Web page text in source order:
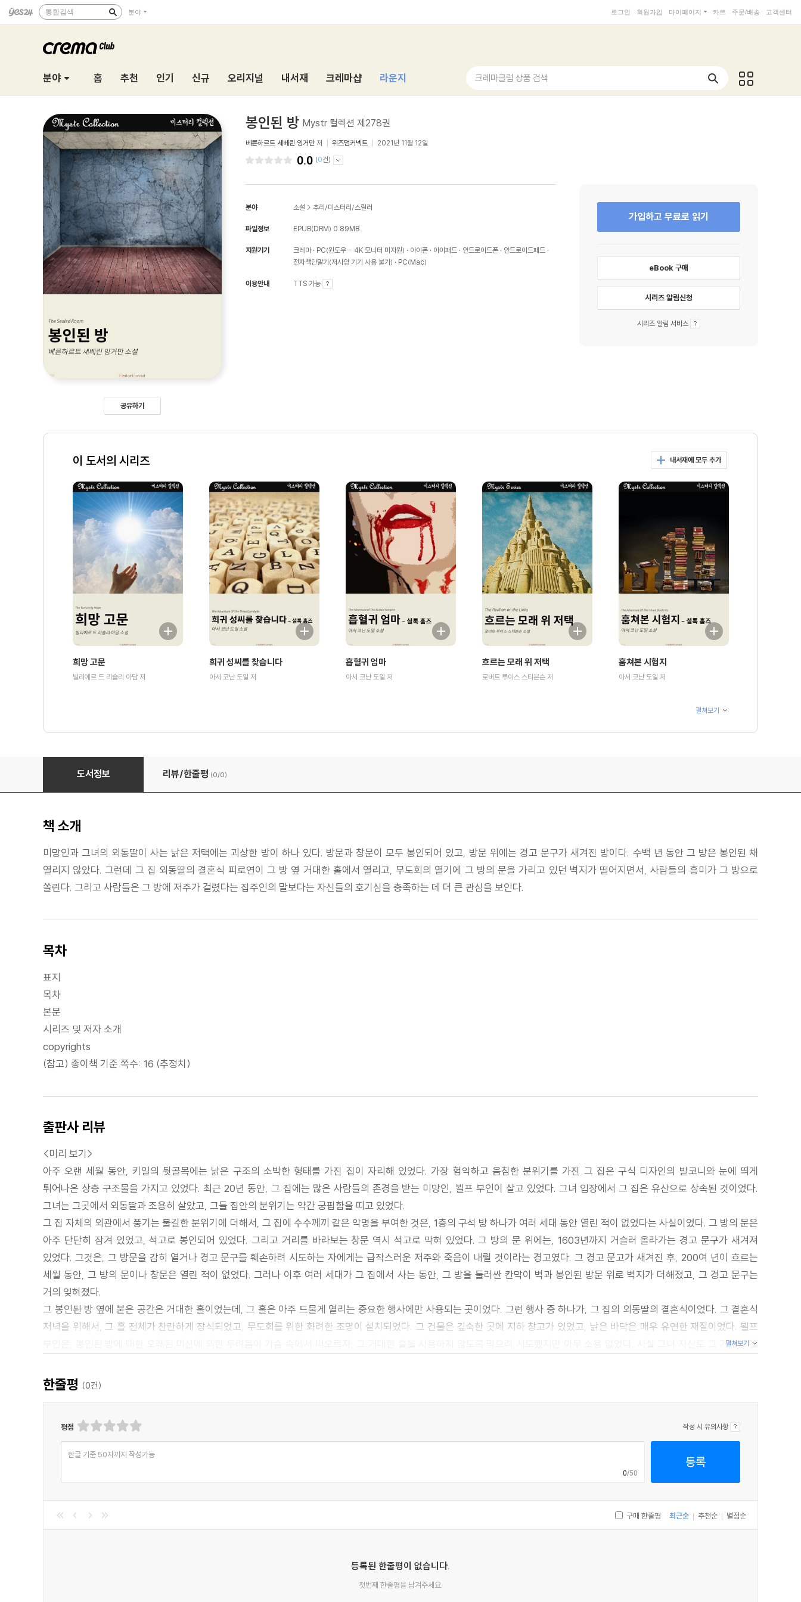
통합검색 분야 로그인 회원가입 마이페이지 카트 주문/배송 고객센터
분야 홈 추천 인기 신규 오리지널 내서재 크레마샵 라운지 크레마클럽 상품 검색
공유하기
봉인된 방 Mystr 컬렉션 제278권
베른하르트 세베린 잉거만저 위즈덤커넥트 2021년 11월 12일
0.0 (0건)
분야 소설 > 추리/미스터리/스릴러
파일정보 EPUB(DRM) 0.89MB
지원기기 크레마 PC(윈도우 - 4K 모니터 미지원) 아이폰 아이패드 안드로이드폰
안드로이드패드
전자책단말기(저사양 기기 사용 불가)
PC(Mac)
이용안내 TTS 가능
가입하고 무료로 읽기
eBook 구매
시리즈 알림신청
시리즈 알림 서비스
이 도서의 시리즈 내서재에 모두 추가
희망 고문
빌리에르 드 리슬리 아담 저
희귀 성씨를 찾습니다
아서 코난 도일 저
흡혈귀 엄마
아서 코난 도일 저
흐르는 모래 위 저택
로버트 루이스 스티븐슨 저
훔쳐본 시험지
아서 코난 도일 저
펼쳐보기
봉인된 방도서정보 리뷰/한줄평 (0/0)
책 소개
미망인과 그녀의 외동딸이 사는 낡은 저택에는 괴상한 방이 하나 있다. 방문과 창문이 모두 봉인되어 있고, 방문 위에는 경고 문구가 새겨진 방이다. 수백 년 동안 그 방은 봉인된 채
열리지 않았다. 그런데 그 집 외동딸의 결혼식 피로연이 그 방 옆 거대한 홀에서 열리고, 무도회의 열기에 그 방의 문을 가리고 있던 벽지가 떨어지면서, 사람들의 흥미가 그 방으로
쏠린다. 그리고 사람들은 그 방에 저주가 걸렸다는 집주인의 말보다는 자신들의 호기심을 충족하는 데 더 큰 관심을 보인다.
목차
표지
목차
본문
시리즈 및 저자 소개
copyrights
(참고) 종이책 기준 쪽수: 16 (추정치)
출판사 리뷰
<미리 보기>
아주 오랜 세월 동안, 키일의 뒷골목에는 낡은 구조의 소박한 형태를 가진 집이 자리해 있었다. 가장 험악하고 음침한 분위기를 가진 그 집은 구식 디자인의 발코니와 눈에 띄게
튀어나온 상층 구조물을 가지고 있었다. 최근 20년 동안, 그 집에는 많은 사람들의 존경을 받는 미망인, 뵐프 부인이 살고 있었다. 그녀 입장에서 그 집은 유산으로 상속된 것이었다.
그녀는 그곳에서 외동딸과 조용히 살았고, 그들 집안의 분위기는 약간 궁핍함을 띠고 있었다.
그 집 자체의 외관에서 풍기는 불길한 분위기에 더해서, 그 집에 수수께끼 같은 악명을 부여한 것은, 1층의 구석 방 하나가 여러 세대 동안 열린 적이 없었다는 사실이었다. 그 방의 문은
아주 단단히 잠겨 있었고, 석고로 봉인되어 있었다. 그리고 거리를 바라보는 창문 역시 석고로 막혀 있었다. 그 방의 문 위에는, 1603년까지 거슬러 올라가는 경고 문구가 새겨져
있었다. 그것은, 그 방문을 감히 열거나 경고 문구를 훼손하려 시도하는 자에게는 급작스러운 저주와 죽음이 내릴 것이라는 경고였다. 그 경고 문고가 새겨진 후, 200여 년이 흐르는
세월 동안, 그 방의 문이나 창문은 열린 적이 없었다. 그러나 이후 여러 세대가 그 집에서 사는 동안, 그 방을 둘러싼 칸막이 벽과 봉인된 방문 위로 벽지가 더해졌고, 그 경고 문구는
거의 잊혀졌다.
그 봉인된 방 옆에 붙은 공간은 거대한 홀이었는데, 그 홀은 아주 드물게 열리는 중요한 행사에만 사용되는 곳이었다. 그런 행사 중 하나가, 그 집의 외동딸의 결혼식이었다. 그 결혼식
저녁을 위해서, 그 홀 전체가 찬란하게 장식되었고, 무도회를 위한 화려한 조명이 설치되었다. 그 건물은 깊숙한 곳에 지하 창고가 있었고, 낡은 바닥은 매우 유연한 재질이었다. 뵐프
부인은, 봉인된 방에 대한 오래된 미신에 의한 두려움이 가슴 속에서 떠오르자, 그 거대한 홀을 사용하지 않도록 막으려 시도했지만 아무 소용 없었다. 사실 그녀 자신도 그 거대한 홀
무도회를 열어주겠다고 약속했다. 그녀의 연인, 윈터 서기관 역시 훌륭하게 춤을 추는 사람이었고, 두 젊은이는 신부 어머니가 그 홀에 대해서 가진 어리석은 편견에 저항했고, 그녀가
봉인된 방 바로 옆에 있었다.
"단단히 잠긴 문과 저주에 걸린 경고 문구로 봉인되어 있는 방. 뭔가 밀실 범죄의 분위기를 풍기는 깔끔한 스릴러."
펼쳐보기
한줄평 (0건)
평점 작성 시 유의사항
한글 기준 50자까지 작성가능
0/50
등록
구매 한줄평 최근순 | 추천순 | 별점순
등록된 한줄평이 없습니다.
첫번째 한줄평을 남겨주세요.